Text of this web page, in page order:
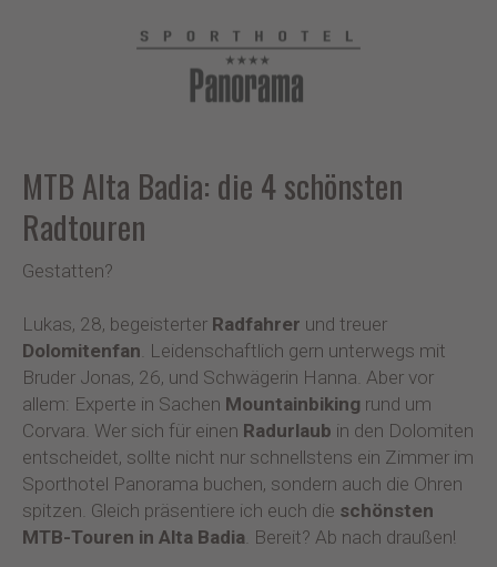
MTB Alta Badia: die 4 schönsten
Radtouren
Gestatten?
Lukas, 28, begeisterter Radfahrer und treuer
Dolomitenfan. Leidenschaftlich gern unterwegs mit
Bruder Jonas, 26, und Schwägerin Hanna. Aber vor
allem: Experte in Sachen Mountainbiking rund um
Corvara. Wer sich für einen Radurlaub in den Dolomiten
entscheidet, sollte nicht nur schnellstens ein Zimmer im
Sporthotel Panorama buchen, sondern auch die Ohren
spitzen. Gleich präsentiere ich euch die schönsten
MTB-Touren in Alta Badia. Bereit? Ab nach draußen!